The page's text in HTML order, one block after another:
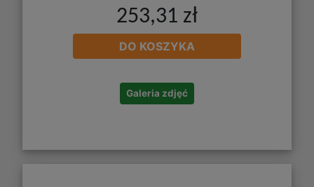
253,31 zł
DO KOSZYKA
Galeria zdjęć